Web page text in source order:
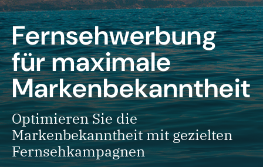
Fernsehwerbung
für maximale
Markenbekanntheit
Optimieren Sie die
Markenbekanntheit mit gezielten
Fernsehkampagnen